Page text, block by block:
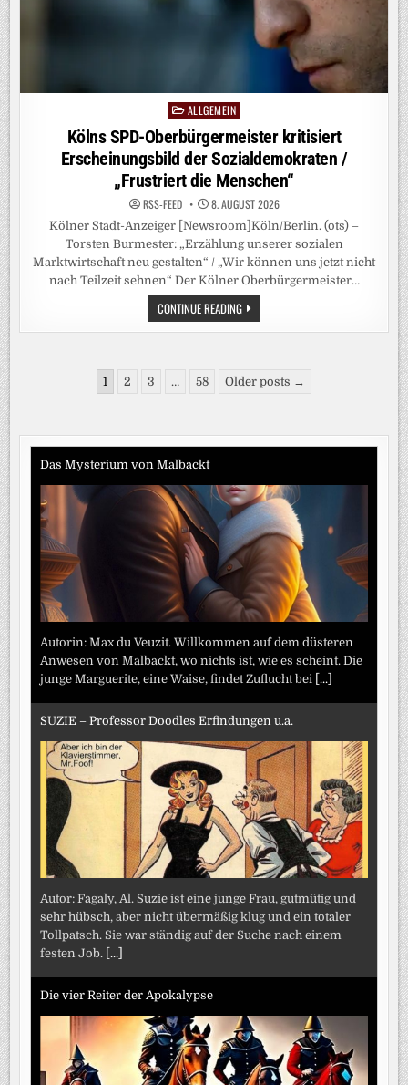
PostedALLGEMEIN
Kölns SPD-Oberbürgermeister kritisiert
Erscheinungsbild der Sozialdemokraten /
„Frustriert die Menschen“
RSS-FEED 8. AUGUST 2026
Kölner Stadt-Anzeiger [Newsroom]Köln/Berlin. (ots) –
Torsten Burmester: „Erzählung unserer sozialen
Marktwirtschaft neu gestalten“ / „Wir können uns jetzt nicht
nach Teilzeit sehnen“ Der Kölner Oberbürgermeister…
CONTINUE READINGKÖLNS
SPD-
OBERBÜRGERMEISTER
SOZIALDEMOKRATEN
/
Seitennummerierung
Beiträge
1 2 3 … 58 Older posts →
Das Mysterium von Malbackt
Autorin: Max du Veuzit. Willkommen auf dem düsteren
Anwesen von Malbackt, wo nichts ist, wie es scheint. Die
junge Marguerite, eine Waise, findet Zuflucht bei [...]
SUZIE – Professor Doodles Erfindungen u.a.
Autor: Fagaly, Al. Suzie ist eine junge Frau, gutmütig und
sehr hübsch, aber nicht übermäßig klug und ein totaler
Tollpatsch. Sie war ständig auf der Suche nach einem
festen Job. [...]
Die vier Reiter der Apokalypse